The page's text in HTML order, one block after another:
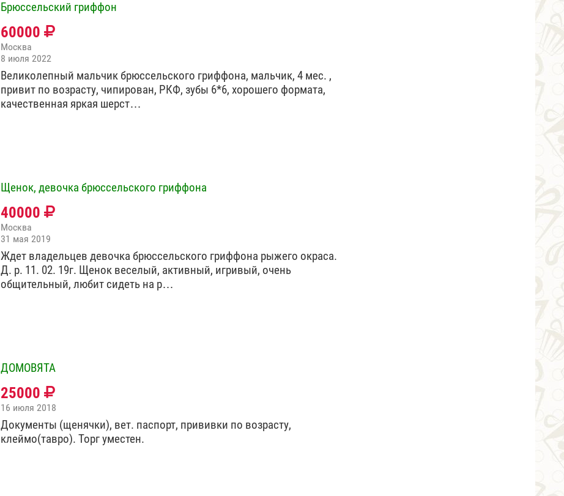
Брюссельский гриффон
60000
Москва
8 июля 2022
Великолепный мальчик брюссельского гриффона, мальчик, 4 мес. ,
привит по возрасту, чипирован, РКФ, зубы 6*6, хорошего формата,
качественная яркая шерст…
Щенок, девочка брюссельского гриффона
40000
Москва
31 мая 2019
Ждет владельцев девочка брюссельского гриффона рыжего окраса.
Д. р. 11. 02. 19г. Щенок веселый, активный, игривый, очень
общительный, любит сидеть на р…
ДОМОВЯТА
25000
16 июля 2018
Документы (щенячки), вет. паспорт, прививки по возрасту,
клеймо(тавро). Торг уместен.